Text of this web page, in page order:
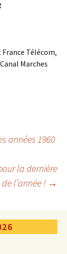
Télécom,
Marches
années 1960
la dernière
de l’année ! →